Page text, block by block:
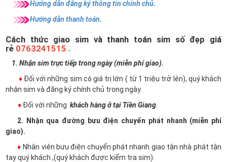
Hướng dẫn đăng ký thông tin chính chủ.
Hướng dẫn thanh toán.
Cách thức giao sim và thanh toán sim số đẹp giá
rẻ 0763241515 .
1. Nhận sim trực tiếp trong ngày (miễn phí giao).
♦ Đối với những sim có giá trị lớn ( từ 1 triệu trở lên), quý khách
nhận sim và đăng ký chính chủ trong ngày.
♦ Đối với những khách hàng ở tại Tiền Giang
2. Nhận qua đường bưu điện chuyển phát nhanh (miễn phí
giao).
♦ Nhân viên bưu điện chuyển phát nhanh giao tận nhà phát tận
tay quý khách ,(quý khách được kiểm tra sim).